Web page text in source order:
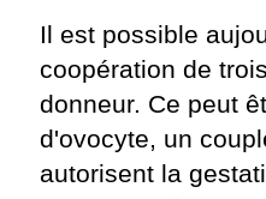
Il est possible
coopération de
donneur. Ce peut
d'ovocyte, un
autorisent la